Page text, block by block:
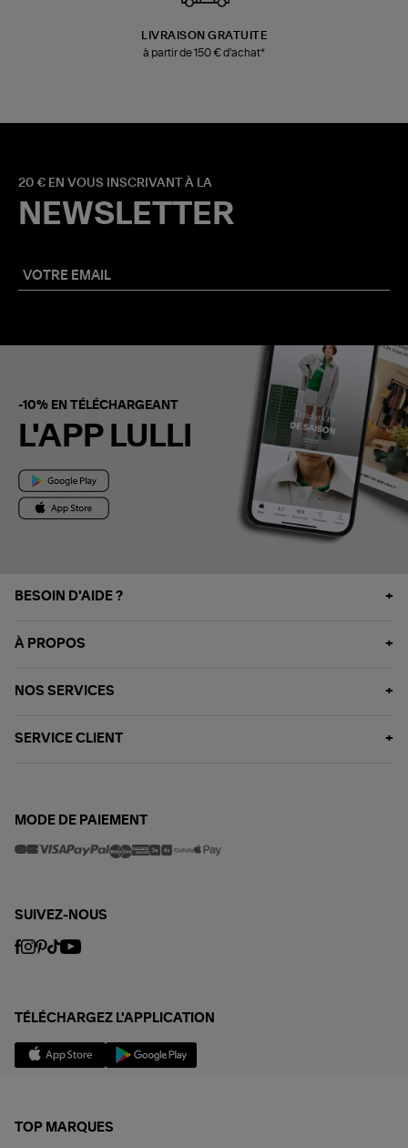
LIVRAISON GRATUITE
à partir de 150 € d'achat*
20 € EN VOUS INSCRIVANT À LA
NEWSLETTER
-10% EN TÉLÉCHARGEANT
L'APP LULLI
BESOIN D'AIDE ?
À PROPOS
NOS SERVICES
SERVICE CLIENT
MODE DE PAIEMENT
SUIVEZ-NOUS
TÉLÉCHARGEZ L'APPLICATION
TOP MARQUES